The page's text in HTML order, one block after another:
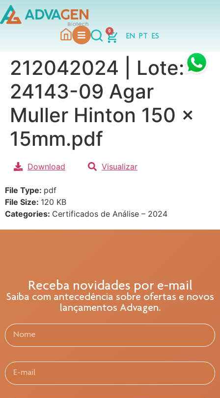
0
EN PT ES
212042024 | Lote:
24143-09 Agar
Muller Hinton 150 x
15mm.pdf
Download Visualizar
File Type: pdf
File Size: 120 KB
Categories: Certificados de Análise – 2024
Receba novidades por e-mail
Saiba com antecedência sobre ofertas e novos
lançamentos Advagen.